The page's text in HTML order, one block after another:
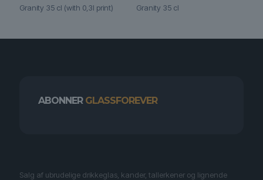
Granity 35 cl (with 0,3l print) Granity 35 cl
ABONNER GLASSFOREVER
Salg af ubrudelige drikkeglas, kander, tallerkener og lignende